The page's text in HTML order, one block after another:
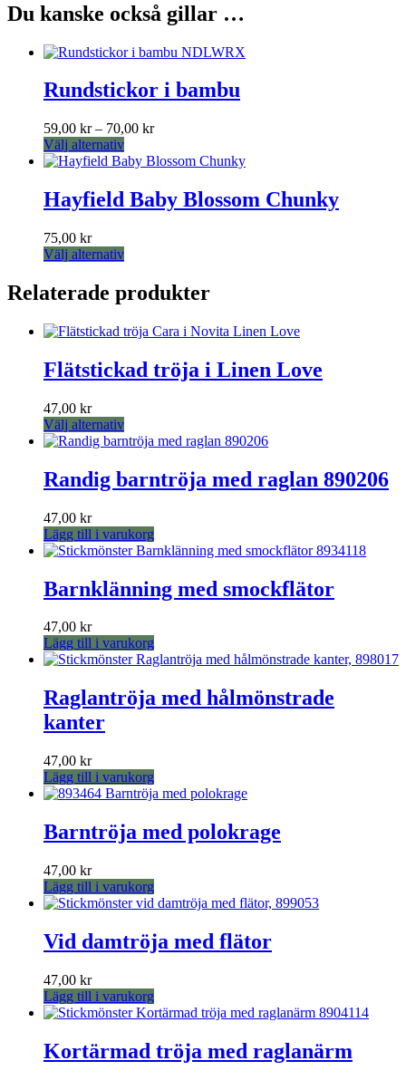
Du kanske också gillar …
Rundstickor i bambu
59,00 kr – 70,00 krPrisintervall:
till
Välj alternativDen
här
har
flera
olika
kan
på
produktsidan
Hayfield Baby Blossom Chunky
75,00 kr
Välj alternativDen
produkten
har
varianter.
olika
alternativen
väljas
på
produktsidan
Relaterade produkter
Flätstickad tröja i Linen Love
47,00 kr
Välj alternativDen
här
flera
olika
alternativen
väljas
på
Randig barntröja med raglan 890206
47,00 kr
Lägg till i varukorg
Barnklänning med smockflätor
47,00 kr
Lägg till i varukorg
Raglantröja med hålmönstrade
kanter
47,00 kr
Lägg till i varukorg
Barntröja med polokrage
47,00 kr
Lägg till i varukorg
Vid damtröja med flätor
47,00 kr
Lägg till i varukorg
Kortärmad tröja med raglanärm